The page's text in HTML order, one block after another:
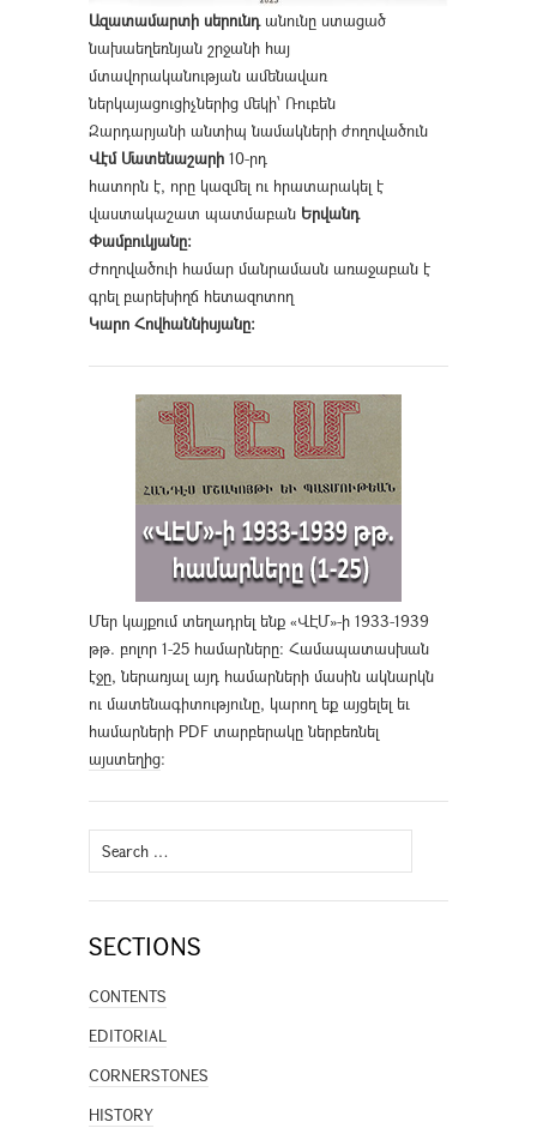
Ազատամարտի սերունդանունը ստացած
նախաեղեռնյան շրջանի հայ
մտավորականության ամենավառ
ներկայացուցիչներից մեկի՝ Ռուբեն
Զարդարյանի անտիպ նամակների ժողովածուն
Վէմ Մատենաշարի 10-րդ
հատորն է, որը կազմել ու հրատարակել է
վաստակաշատ պատմաբան Երվանդ
Փամբուկյանը։
Ժողովածուի համար մանրամասն առաջաբան է
գրել բարեխիղճ հետազոտող
Կարո Հովհաննիսյանը։
Մեր կայքում տեղադրել ենք «ՎԷՄ»-ի 1933-1939
թթ. բոլոր 1-25 համարները։ Համապատասխան
էջը, ներառյալ այդ համարների մասին ակնարկն
ու մատենագիտությունը, կարող եք այցելել եւ
համարների PDF տարբերակը ներբեռնել
այստեղից։
Search
for:
SECTIONS
CONTENTS
EDITORIAL
CORNERSTONES
HISTORY